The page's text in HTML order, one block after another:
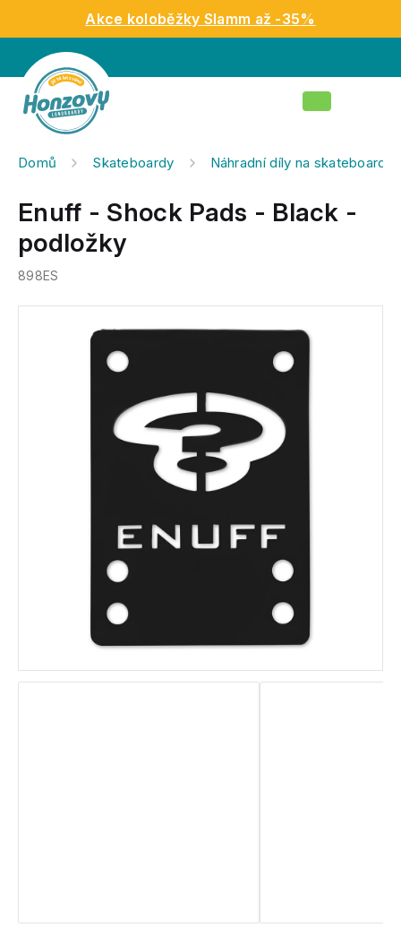
obsah
Akce koloběžky Slamm až -35%
Nákupní
Domů Skateboardy Náhradní díly na skateboardy
Enuff - Shock Pads - Black -
podložky
898ES